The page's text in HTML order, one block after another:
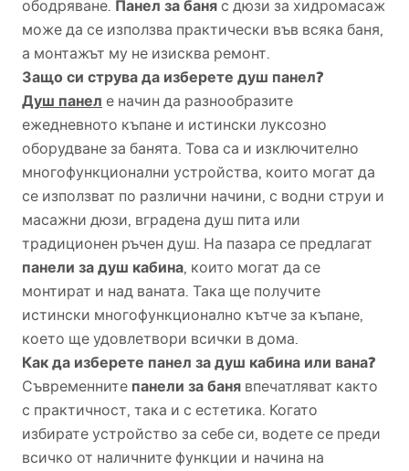
ободряване. Панел за баня с дюзи за хидромасаж
може да се използва практически във всяка баня,
а монтажът му не изисква ремонт.
Защо си струва да изберете душ панел?
Душ панел е начин да разнообразите
ежедневното къпане и истински луксозно
оборудване за банята. Това са и изключително
многофункционални устройства, които могат да
се използват по различни начини, с водни струи и
масажни дюзи, вградена душ пита или
традиционен ръчен душ. На пазара се предлагат
панели за душ кабина, които могат да се
монтират и над ваната. Така ще получите
истински многофункционално кътче за къпане,
което ще удовлетвори всички в дома.
Как да изберете панел за душ кабина или вана?
Съвременните панели за баня впечатляват както
с практичност, така и с естетика. Когато
избирате устройство за себе си, водете се преди
всичко от наличните функции и начина на